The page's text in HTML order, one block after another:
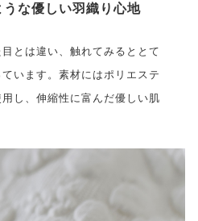
うな優しい羽織り心地
とは違い、触れてみるととて
います。素材にはポリエステ
し、伸縮性に富んだ優しい肌